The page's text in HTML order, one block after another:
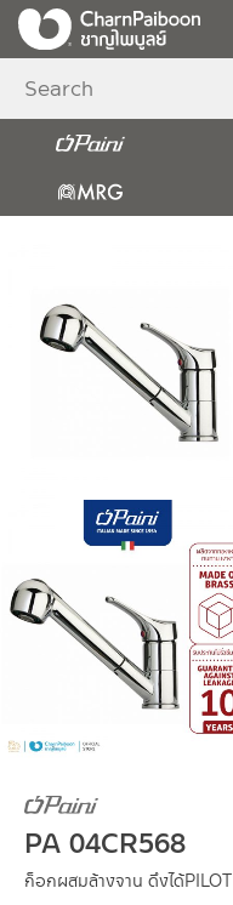
PA 04CR568
ก็อกผสมล้างจาน ดึงได้PILOT